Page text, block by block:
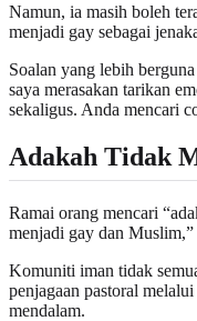
Namun, ia masih boleh
menjadi gay sebagai
Soalan yang lebih
saya merasakan tarikan
sekaligus. Anda mencari
Adakah Tidak
Ramai orang mencari
menjadi gay dan
Komuniti iman tidak
penjagaan pastoral
mendalam.